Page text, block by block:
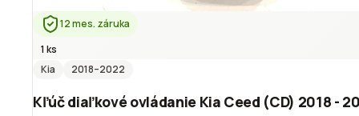
12 mes. záruka
1 ks
Kia
2018–2022
Kľúč diaľkové ovládanie Kia Ceed (CD) 2018 -